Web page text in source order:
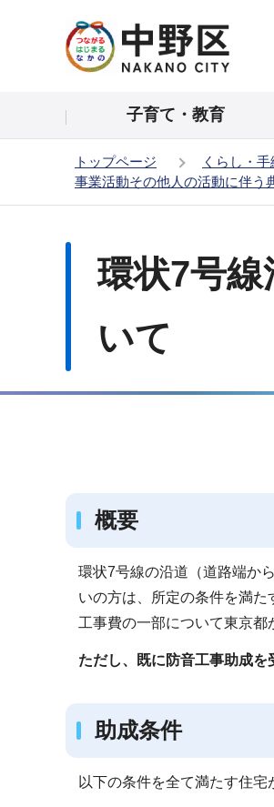
の
子育て・教育
トップページ くらし・手
事業活動その他人の活動に伴う
環状7号
いて
概要
環状7号線の沿道（道路端か
いの方は、所定の条件を満
工事費の一部について東京都
ただし、既に防音工事助成を
助成条件
以下の条件を全て満たす住
ー
シ
ョ
か